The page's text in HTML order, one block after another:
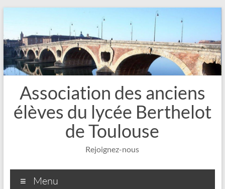
contenu
Association des anciens
élèves du lycée Berthelot
de Toulouse
Rejoignez-nous
Menu